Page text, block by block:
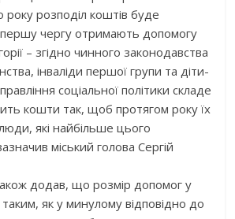
року розподіл коштів буде
чергу отримають допомогу
– згідно чинного законодавства
інваліди першої групи та діти-
соціальної політики складе
кошти так, щоб протягом року їх
які найбільше цього
міський голова Сергій
додав, що розмір допомог у
як у минулому відповідно до